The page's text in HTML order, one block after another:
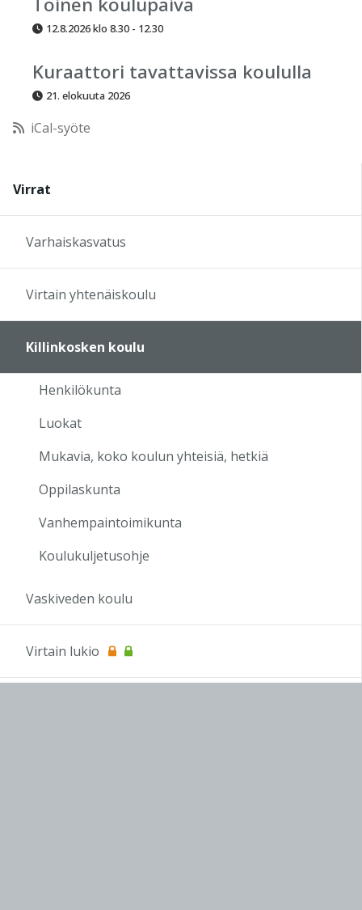
14:00
17:00
20:00
22:00
12.8.2026 klo 8.30 - 12.30
Kuraattori tavattavissa koululla
21. elokuuta 2026
iCal-syöte
Virrat
Varhaiskasvatus
Virtain yhtenäiskoulu
Killinkosken koulu
Henkilökunta
Luokat
Mukavia, koko koulun yhteisiä, hetkiä
Oppilaskunta
Vanhempaintoimikunta
Koulukuljetusohje
Vaskiveden koulu
Virtain lukio